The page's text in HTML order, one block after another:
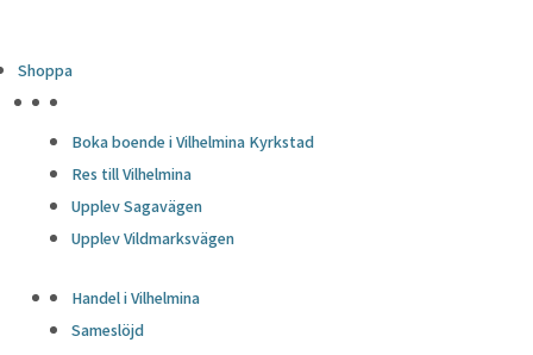
Shoppa
Boka boende i Vilhelmina Kyrkstad
Res till Vilhelmina
Upplev Sagavägen
Upplev Vildmarksvägen
Handel i Vilhelmina
Sameslöjd